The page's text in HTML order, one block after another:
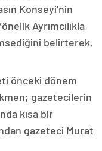
Konseyi’nin
Ayrımcılıkla
belirterek,
önceki dönem
gazetecilerin
kısa bir
gazeteci Murat